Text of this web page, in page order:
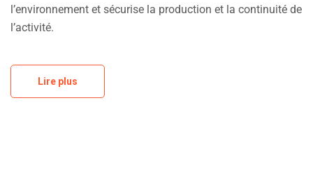
l’environnement et sécurise la production et la continuité de
l’activité.
Lire plus